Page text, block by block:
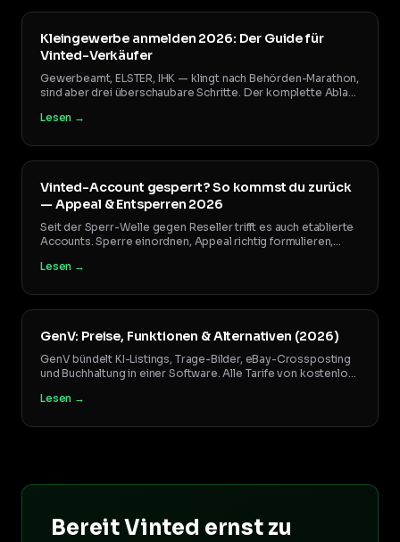
Kleingewerbe anmelden 2026: Der Guide für
Vinted-Verkäufer
Gewerbeamt, ELSTER, IHK — klingt nach Behörden-Marathon,
sind aber drei überschaubare Schritte. Der komplette Ablauf
allem, was du NICHT brauchst.
Lesen →
Vinted-Account gesperrt? So kommst du zurück
— Appeal & Entsperren 2026
Seit der Sperr-Welle gegen Reseller trifft es auch etablierte
Accounts. Sperre einordnen, Appeal richtig formulieren,
Sperrungen führen.
Lesen →
GenV: Preise, Funktionen & Alternativen (2026)
GenV bündelt KI-Listings, Trage-Bilder, eBay-Crossposting
und Buchhaltung in einer Software. Alle Tarife von kostenlos
mehr lohnen.
Lesen →
Bereit Vinted ernst zu